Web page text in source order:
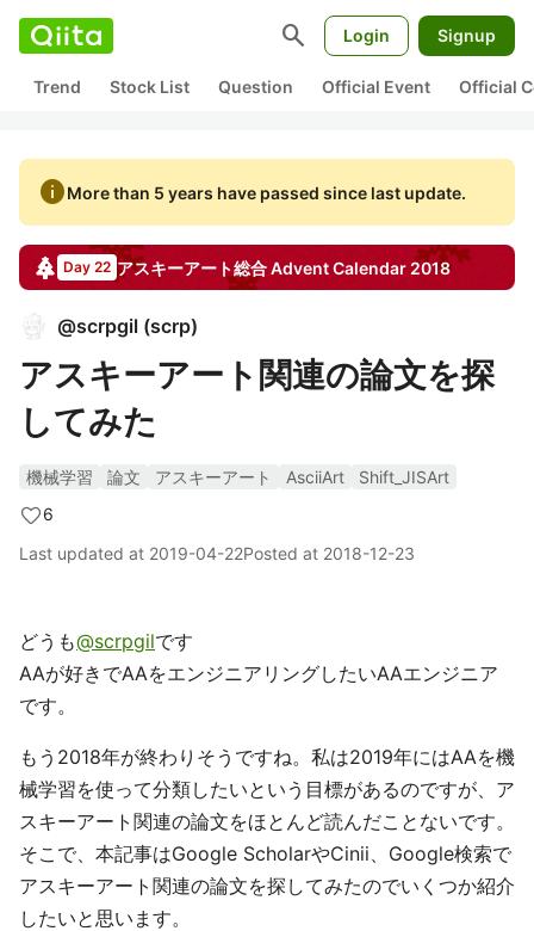
search Login Signup
Trend Stock List Question Official Event Official
infoMore than 5 years have passed since last update.
Day 22 アスキーアート総合Advent Calendar 2018
@scrpgil (scrp)
アスキーアート関連の論文を探
してみた
機械学習 論文 アスキーアート AsciiArt
Shift_JISArt
6
Last updated at 2019-04-22Posted at 2018-12-23
どうも@scrpgilです
AAが好きでAAをエンジニアリングしたいAAエンジニア
です。
もう2018年が終わりそうですね。私は2019年にはAAを機
械学習を使って分類したいという目標があるのですが、ア
スキーアート関連の論文をほとんど読んだことないです。
そこで、本記事はGoogle ScholarやCinii、Google検索で
アスキーアート関連の論文を探してみたのでいくつか紹介
したいと思います。